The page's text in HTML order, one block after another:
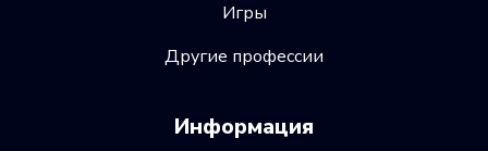
Игры
Другие профессии
Информация